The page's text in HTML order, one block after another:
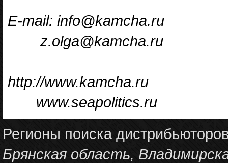
E-mail: info@kamcha.ru
z.olga@kamcha.ru
http://www.kamcha.ru
www.seapolitics.ru
Регионы поиска
Брянская область,